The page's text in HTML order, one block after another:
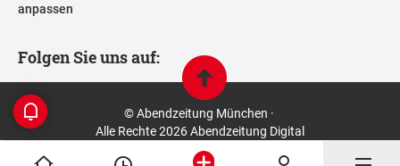
anpassen
Folgen Sie uns auf:
© Abendzeitung München ·
Alle Rechte 2026 Abendzeitung Digital